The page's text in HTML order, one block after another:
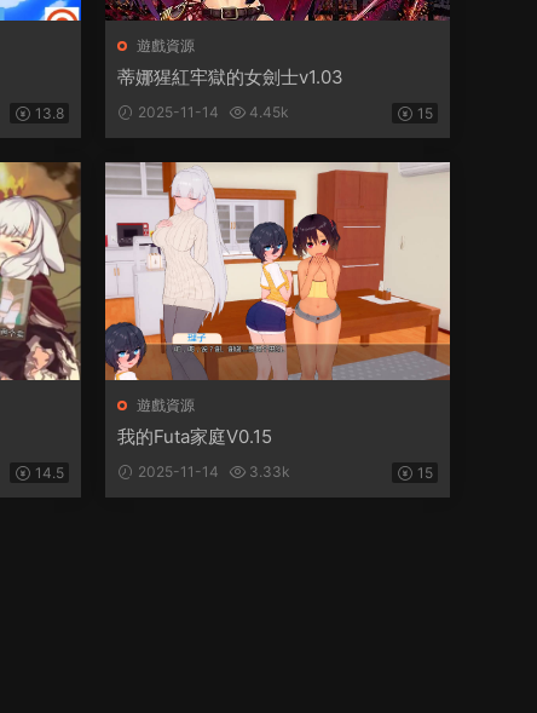
13.8
遊戲資源
蒂娜猩紅牢獄的女劍士v1.03
2025-11-14 4.45k 15
14.5
遊戲資源
我的Futa家庭V0.15
2025-11-14 3.33k 15